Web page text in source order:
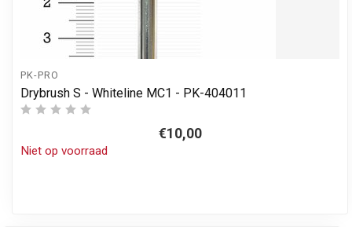
PK-PRO
Drybrush S - Whiteline MC1 - PK-404011
€10,00
Niet op voorraad